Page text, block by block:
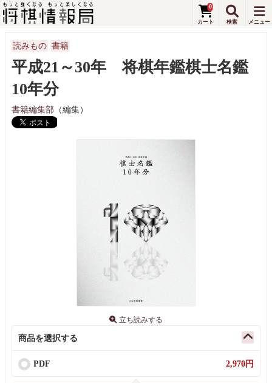
0
読みもの 書籍
平成21～30年 将棋年鑑棋士名鑑
10年分
書籍編集部 （編集）
立ち読みする
商品を選択する
PDF 2,970円